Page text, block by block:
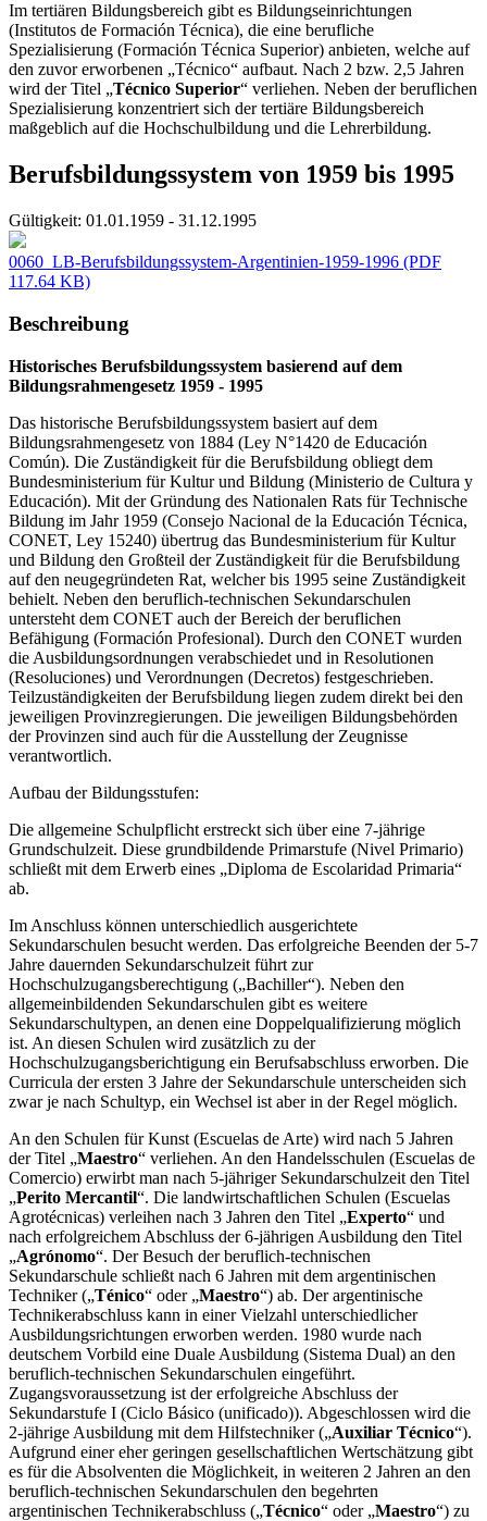
Im tertiären Bildungsbereich gibt es Bildungseinrichtungen
(Institutos de Formación Técnica), die eine berufliche
Spezialisierung (Formación Técnica Superior) anbieten, welche auf
den zuvor erworbenen „Técnico“ aufbaut. Nach 2 bzw. 2,5 Jahren
wird der Titel „Técnico Superior“ verliehen. Neben der beruflichen
Spezialisierung konzentriert sich der tertiäre Bildungsbereich
maßgeblich auf die Hochschulbildung und die Lehrerbildung.
Berufsbildungssystem von 1959 bis 1995
Gültigkeit: 01.01.1959 - 31.12.1995
0060_LB-Berufsbildungssystem-Argentinien-1959-1996 (PDF
117.64 KB)
Beschreibung
Historisches Berufsbildungssystem basierend auf dem
Bildungsrahmengesetz 1959 - 1995 ​
Das historische Berufsbildungssystem basiert auf dem
Bildungsrahmengesetz von 1884 (Ley N°1420 de Educación
Común). Die Zuständigkeit für die Berufsbildung obliegt dem
Bundesministerium für Kultur und Bildung (Ministerio de Cultura y
Educación). Mit der Gründung des Nationalen Rats für Technische
Bildung im Jahr 1959 (Consejo Nacional de la Educación Técnica,
CONET, Ley 15240) übertrug das Bundesministerium für Kultur
und Bildung den Großteil der Zuständigkeit für die Berufsbildung
auf den neugegründeten Rat, welcher bis 1995 seine Zuständigkeit
behielt. Neben den beruflich-technischen Sekundarschulen
untersteht dem CONET auch der Bereich der beruflichen
Befähigung (Formación Profesional). Durch den CONET wurden
die Ausbildungsordnungen verabschiedet und in Resolutionen
(Resoluciones) und Verordnungen (Decretos) festgeschrieben.
Teilzuständigkeiten der Berufsbildung liegen zudem direkt bei den
jeweiligen Provinzregierungen. Die jeweiligen Bildungsbehörden
der Provinzen sind auch für die Ausstellung der Zeugnisse
verantwortlich.
Aufbau der Bildungsstufen:
Die allgemeine Schulpflicht erstreckt sich über eine 7-jährige
Grundschulzeit. Diese grundbildende Primarstufe (Nivel Primario)
schließt mit dem Erwerb eines „Diploma de Escolaridad Primaria“
ab.
Im Anschluss können unterschiedlich ausgerichtete
Sekundarschulen besucht werden. Das erfolgreiche Beenden der 5-7
Jahre dauernden Sekundarschulzeit führt zur
Hochschulzugangsberechtigung („Bachiller“). Neben den
allgemeinbildenden Sekundarschulen gibt es weitere
Sekundarschultypen, an denen eine Doppelqualifizierung möglich
ist. An diesen Schulen wird zusätzlich zu der
Hochschulzugangsberichtigung ein Berufsabschluss erworben. Die
Curricula der ersten 3 Jahre der Sekundarschule unterscheiden sich
zwar je nach Schultyp, ein Wechsel ist aber in der Regel möglich.
An den Schulen für Kunst (Escuelas de Arte) wird nach 5 Jahren
der Titel „Maestro“ verliehen. An den Handelsschulen (Escuelas de
Comercio) erwirbt man nach 5-jähriger Sekundarschulzeit den Titel
„Perito Mercantil“. Die landwirtschaftlichen Schulen (Escuelas
Agrotécnicas) verleihen nach 3 Jahren den Titel „Experto“ und
nach erfolgreichem Abschluss der 6-jährigen Ausbildung den Titel
„Agrónomo“. Der Besuch der beruflich-technischen
Sekundarschule schließt nach 6 Jahren mit dem argentinischen
Techniker („Ténico“ oder „Maestro“) ab. Der argentinische
Technikerabschluss kann in einer Vielzahl unterschiedlicher
Ausbildungsrichtungen erworben werden. 1980 wurde nach
deutschem Vorbild eine Duale Ausbildung (Sistema Dual) an den
beruflich-technischen Sekundarschulen eingeführt.
Zugangsvoraussetzung ist der erfolgreiche Abschluss der
Sekundarstufe I (Ciclo Básico (unificado)). Abgeschlossen wird die
2-jährige Ausbildung mit dem Hilfstechniker („Auxiliar Técnico“).
Aufgrund einer eher geringen gesellschaftlichen Wertschätzung gibt
es für die Absolventen die Möglichkeit, in weiteren 2 Jahren an den
beruflich-technischen Sekundarschulen den begehrten
argentinischen Technikerabschluss („Técnico“ oder „Maestro“) zu